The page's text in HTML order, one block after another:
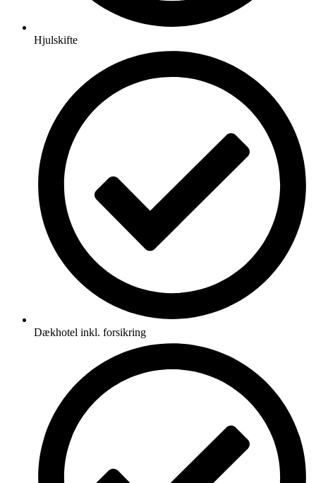
Hjulskifte
Dækhotel inkl. forsikring